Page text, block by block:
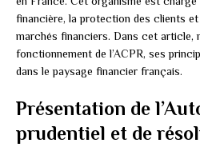
financière, la protection des clients
marchés financiers. Dans cet article,
fonctionnement de l’ACPR, ses
dans le paysage financier français.
Présentation de
prudentiel et de